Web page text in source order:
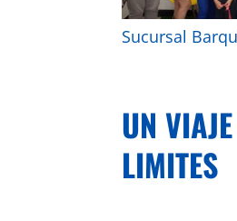
Sucursal
UN
LIMITES